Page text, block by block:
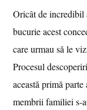
Oricât de incredibil
bucurie acest
care urmau să le
Procesul
această primă
membrii familiei s-